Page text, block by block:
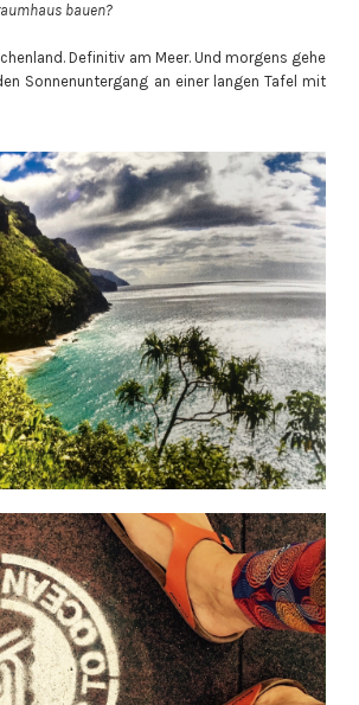
bauen?
Definitiv am Meer. Und morgens gehe
Sonnenuntergang an einer langen Tafel mit